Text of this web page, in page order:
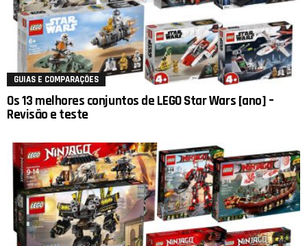
GUIAS E COMPARAÇÕES
Os 13 melhores conjuntos de LEGO Star Wars [ano] –
Revisão e teste